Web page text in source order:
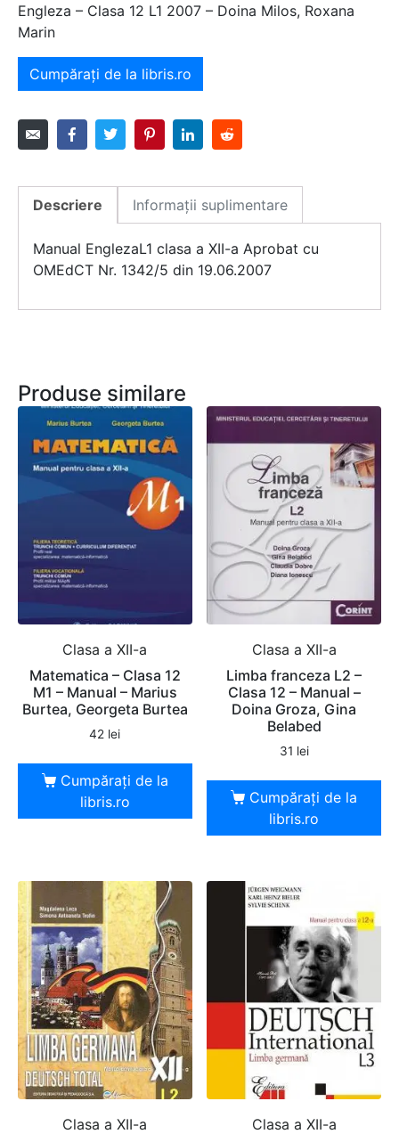
Engleza – Clasa 12 L1 2007 – Doina Milos, Roxana
Marin
Cumpărați de la libris.ro
Descriere Informații suplimentare
Manual EnglezaL1 clasa a XII-a Aprobat cu
OMEdCT Nr. 1342/5 din 19.06.2007
Produse similare
Clasa a XII-a
Matematica – Clasa 12
M1 – Manual – Marius
Burtea, Georgeta Burtea
42 lei
Cumpărați de la
libris.ro
Clasa a XII-a
Limba franceza L2 –
Clasa 12 – Manual –
Doina Groza, Gina
Belabed
31 lei
Cumpărați de la
libris.ro
Clasa a XII-a Clasa a XII-a